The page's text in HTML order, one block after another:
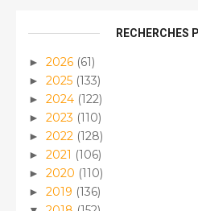
RECHERCHES
► 2026 (61)
► 2025 (133)
► 2024 (122)
► 2023 (110)
► 2022 (128)
► 2021 (106)
► 2020 (110)
► 2019 (136)